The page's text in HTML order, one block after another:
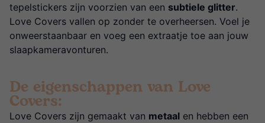
tepelstickers zijn voorzien van een subtiele glitter.
Love Covers vallen op zonder te overheersen. Voel je
onweerstaanbaar en voeg een extraatje toe aan jouw
slaapkameravonturen.
De eigenschappen van Love
Covers:
Love Covers zijn gemaakt van metaal en hebben een